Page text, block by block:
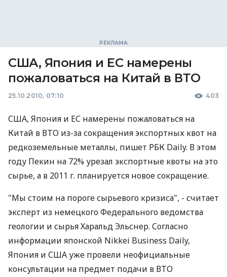
США, Япония и ЕС намерены
пожаловаться на Китай в ВТО
25.10.2010, 07:10 403
США, Япония и ЕС намерены пожаловаться на
Китай в ВТО из-за сокращения экспортных квот на
редкоземельные металлы, пишет РБК Daily. В этом
году Пекин на 72% урезал экспортные квоты на это
сырье, а в 2011 г. планируется новое сокращение.
"Мы стоим на пороге сырьевого кризиса", - считает
эксперт из немецкого Федерального ведомства
геологии и сырья Харальд Эльснер. Согласно
информации японской Nikkei Business Daily,
Япония и США уже провели неофициальные
консультации на предмет подачи в ВТО